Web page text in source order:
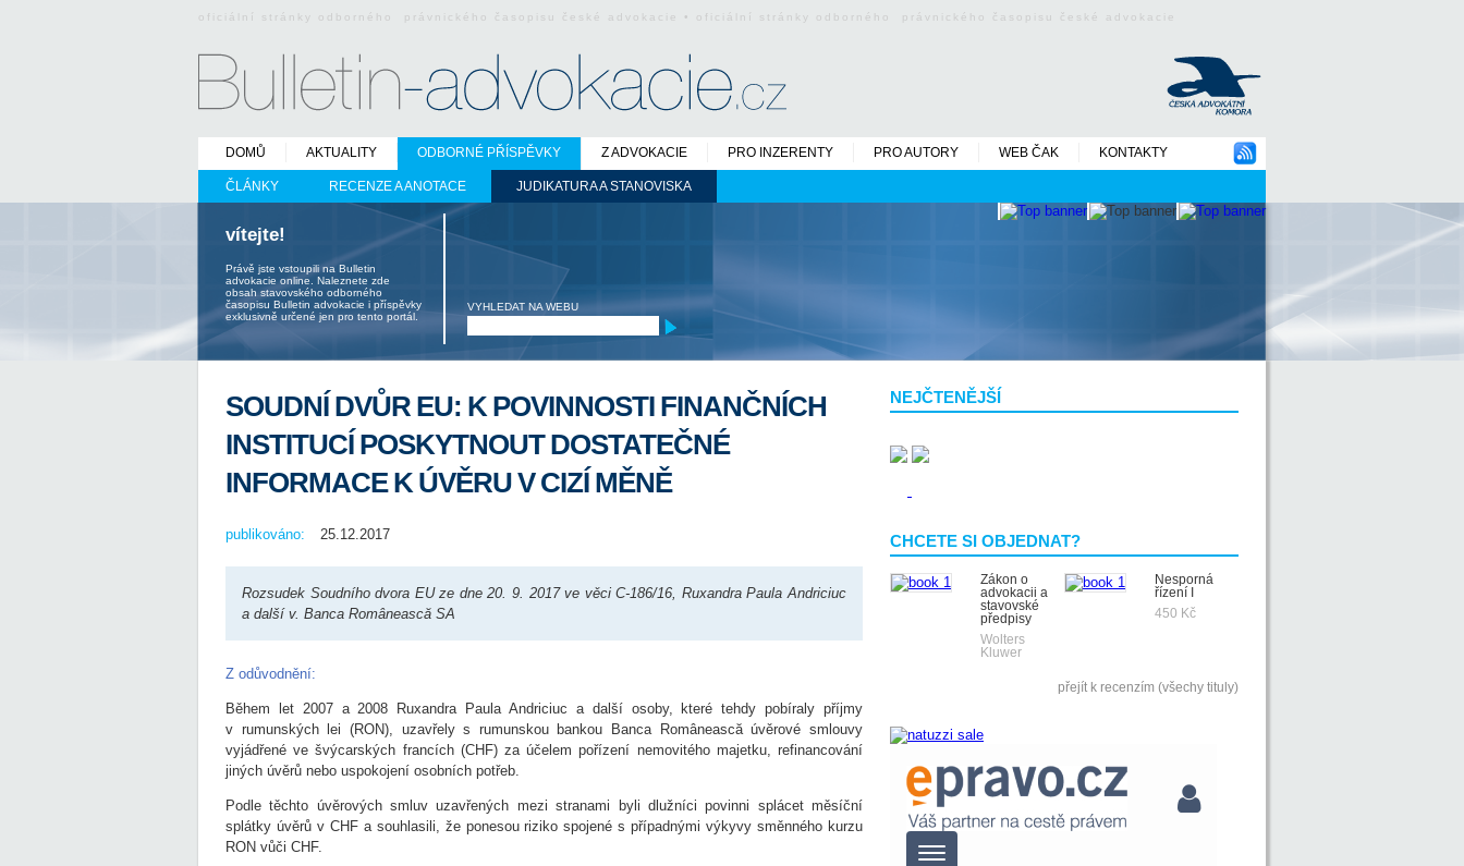
oficiální stránky odborného právnického časopisu české advokacie • oficiální stránky odborného právnického časopisu české advokacie
DOMŮ AKTUALITY ODBORNÉ PŘÍSPĚVKY
ČLÁNKY RECENZE A ANOTACE JUDIKATURA A STANOVISKA
Z ADVOKACIE PRO INZERENTY PRO AUTORY WEB ČAK KONTAKTY
vítejte!
Právě jste vstoupili na Bulletin
advokacie online. Naleznete zde
obsah stavovského odborného
časopisu Bulletin advokacie i příspěvky
exklusivně určené jen pro tento portál.
VYHLEDAT NA WEBU
NEJČTENĚJŠÍ
CHCETE SI OBJEDNAT?
Zákon o
advokacii a
stavovské
předpisy
Wolters
Kluwer
Nesporná
řízení I
450 Kč
přejít k recenzím (všechy tituly)
SOUDNÍ DVŮR EU: K POVINNOSTI FINANČNÍCH
INSTITUCÍ POSKYTNOUT DOSTATEČNÉ
INFORMACE K ÚVĚRU V CIZÍ MĚNĚ
publikováno: 25.12.2017
Rozsudek Soudního dvora EU ze dne 20. 9. 2017 ve věci C-186/16, Ruxandra Paula Andriciuc
a další v. Banca Românească SA
Z odůvodnění:
Během let 2007 a 2008 Ruxandra Paula Andriciuc a další osoby, které tehdy pobíraly příjmy
v rumunských lei (RON), uzavřely s rumunskou bankou Banca Românească úvěrové smlouvy
vyjádřené ve švýcarských francích (CHF) za účelem pořízení nemovitého majetku, refinancování
jiných úvěrů nebo uspokojení osobních potřeb.
Podle těchto úvěrových smluv uzavřených mezi stranami byli dlužníci povinni splácet měsíční
splátky úvěrů v CHF a souhlasili, že ponesou riziko spojené s případnými výkyvy směnného kurzu
RON vůči CHF.